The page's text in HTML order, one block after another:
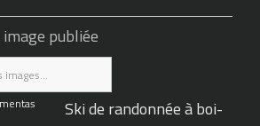
publiée
Ski de randonnée à boi-